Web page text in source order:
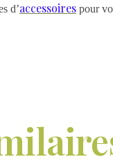
d’accessoirespour